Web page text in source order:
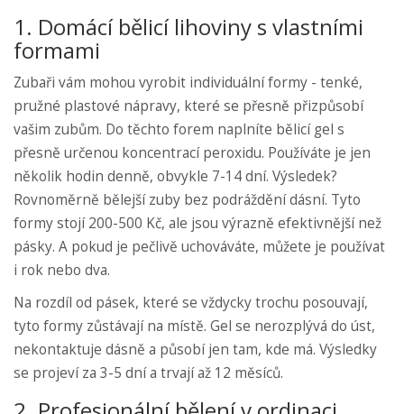
1. Domácí bělicí lihoviny s vlastními
formami
Zubaři vám mohou vyrobit individuální formy - tenké,
pružné plastové nápravy, které se přesně přizpůsobí
vašim zubům. Do těchto forem naplníte bělicí gel s
přesně určenou koncentrací peroxidu. Používáte je jen
několik hodin denně, obvykle 7-14 dní. Výsledek?
Rovnoměrně bělejší zuby bez podráždění dásní. Tyto
formy stojí 200-500 Kč, ale jsou výrazně efektivnější než
pásky. A pokud je pečlivě uchováváte, můžete je používat
i rok nebo dva.
Na rozdíl od pásek, které se vždycky trochu posouvají,
tyto formy zůstávají na místě. Gel se nerozplývá do úst,
nekontaktuje dásně a působí jen tam, kde má. Výsledky
se projeví za 3-5 dní a trvají až 12 měsíců.